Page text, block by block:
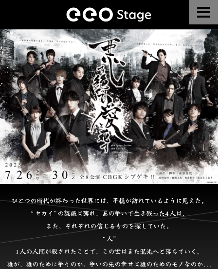
ひとつの時代が終わった世界には、 平穏が訪れているように見えた。
“セカイ”の認識は薄れ、あの争いで生き残った4人は、
また、それぞれの信じるものを探していた。
“人”
1人の人間が殺されたことで、
この世はまた混沌へと落ちていく。
誰が、誰のために争うのか。 争いの先の幸せは誰のためのモノなのか...